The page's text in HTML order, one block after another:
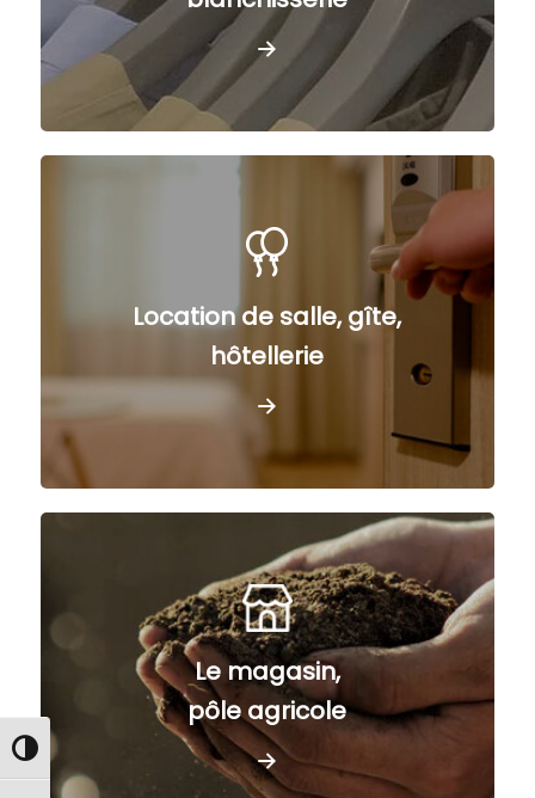
Passer en contraste élevé
Location de salle, gîte,
hôtellerie
Le magasin,
pôle agricole